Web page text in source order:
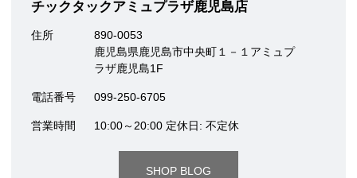
チックタックアミュプラザ鹿児島店
住所
890-0053
鹿児島県鹿児島市中央町１－１アミュプ
ラザ鹿児島1F
電話番号 099-250-6705
営業時間 10:00～20:00 定休日: 不定休
SHOP BLOG